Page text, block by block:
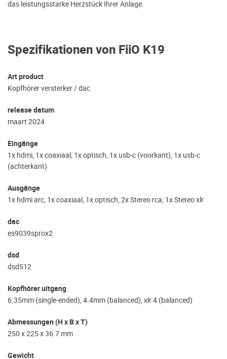
Spezifikationen von FiiO K19
Art product
Kopfhörer versterker / dac
release datum
maart 2024
Eingänge
1x hdmi, 1x coaxiaal, 1x optisch, 1x usb-c (voorkant), 1x usb-c
(achterkant)
Ausgänge
1x hdmi arc, 1x coaxiaal, 1x optisch, 2x Stereo rca, 1x Stereo xlr
dac
es9039sprox2
dsd
dsd512
Kopfhörer uitgang
6.35mm (single-ended), 4.4mm (balanced), xlr 4 (balanced)
Abmessungen (H x B x T)
250 x 225 x 36.7 mm
Gewicht
das leistungsstarke Herzstück Ihrer Anlage.